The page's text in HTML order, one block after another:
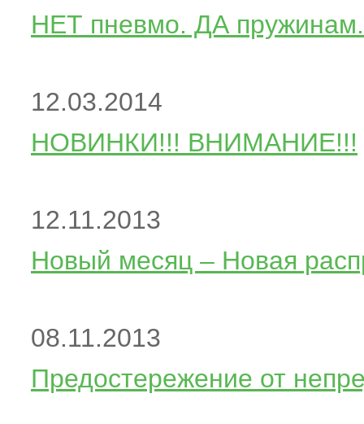
НЕТ пневмо. ДА пружинам.
12.03.2014
НОВИНКИ!!! ВНИМАНИЕ!!!
12.11.2013
Новый месяц – Новая
08.11.2013
Предостережение от